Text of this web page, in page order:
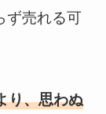
ず売れる可
り、思わぬ